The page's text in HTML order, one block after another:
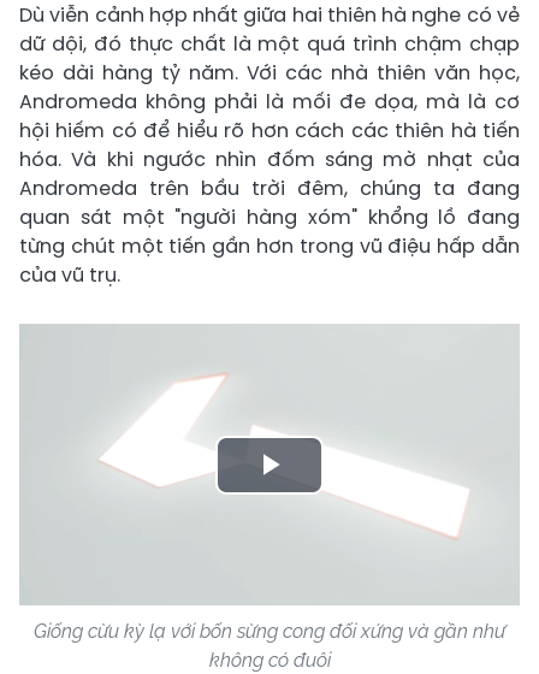
Dù viễn cảnh hợp nhất giữa hai thiên hà nghe có vẻ
dữ dội, đó thực chất là một quá trình chậm chạp
kéo dài hàng tỷ năm. Với các nhà thiên văn học,
Andromeda không phải là mối đe dọa, mà là cơ
hội hiếm có để hiểu rõ hơn cách các thiên hà tiến
hóa. Và khi ngước nhìn đốm sáng mờ nhạt của
Andromeda trên bầu trời đêm, chúng ta đang
quan sát một "người hàng xóm" khổng lồ đang
từng chút một tiến gần hơn trong vũ điệu hấp dẫn
của vũ trụ.
Play
Giống cừu kỳ lạ với bốn sừng cong đối xứng và gần như
không có đuôi